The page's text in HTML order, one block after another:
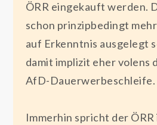
ÖRR eingekauft werden.
schon prinzipbedingt
auf Erkenntnis ausgelegt
damit implizit eher volens
AfD-Dauerwerbeschleife.
Immerhin spricht der ÖRR